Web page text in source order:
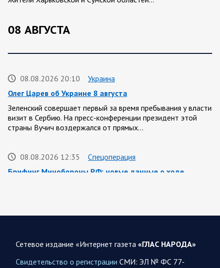
08 АВГУСТА
08.08.2026 20:10
Украина
Олег Царев об Украине 8 августа
Зеленский совершает первый за время пребывания у власти
визит в Сербию. На пресс-конференции президент этой
страны Вучич воздержался от прямых…
08.08.2026 12:35
Спецоперация
Брифинг Минобороны РФ: новые данные о ходе
представители группировок «Север», «Запад», «Центр»,
Сетевое издание «Интернет газета «ГЛАС НАРОДА»
Свидетельство о регистрации СМИ: ЭЛ № ФС 77-